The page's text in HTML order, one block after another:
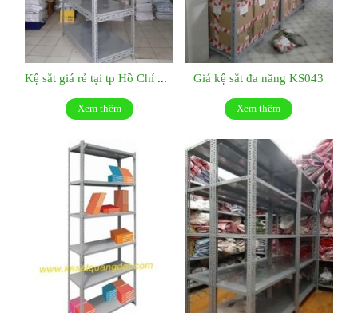
Xem thêm
Giá kệ sắt đa năng KS043
Xem thêm